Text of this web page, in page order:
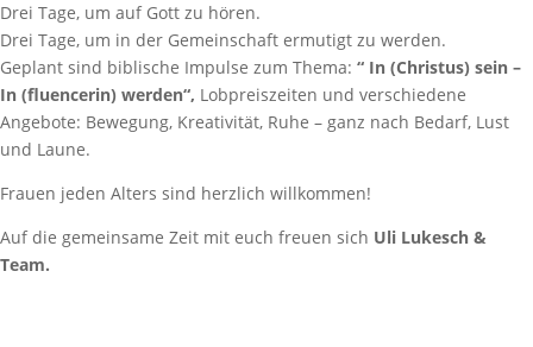
Drei Tage, um auf Gott zu hören.
Drei Tage, um in der Gemeinschaft ermutigt zu werden.
Geplant sind biblische Impulse zum Thema: “ In (Christus) sein –
In (fluencerin) werden“, Lobpreiszeiten und verschiedene
Angebote: Bewegung, Kreativität, Ruhe – ganz nach Bedarf, Lust
und Laune.
Frauen jeden Alters sind herzlich willkommen!
Auf die gemeinsame Zeit mit euch freuen sich Uli Lukesch &
Team.